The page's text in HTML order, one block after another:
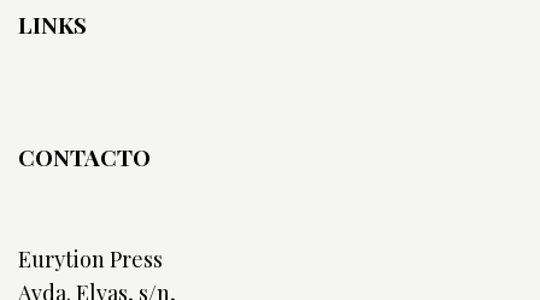
LINKS
CONTACTO
Eurytion Press
Avda. Elvas, s/n,